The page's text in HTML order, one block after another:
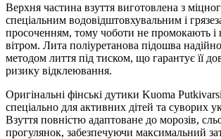
Верхня частина взуття виготовлена з
спеціальним водовідштовхувальним і
просоченням, тому чоботи не промокають і
вітром. Лита поліуретанова підошва
методом лиття під тиском, що гарантує її
ризику відклеювання.
Оригінальні фінські дутики Kuoma
спеціально для активних дітей та суворих
Взуття повністю адаптоване до морозів,
прогулянок, забезпечуючи максимальний